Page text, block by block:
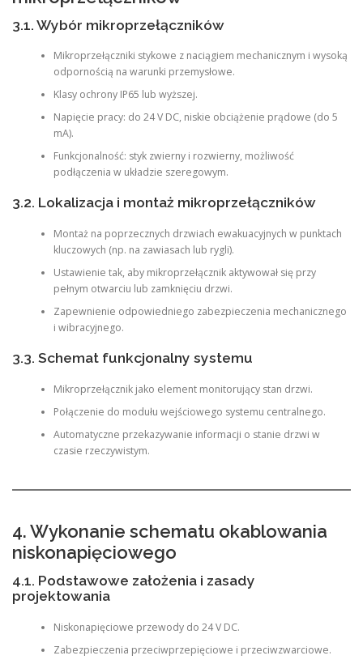
3.1. Wybór mikroprzełączników
Mikroprzełączniki stykowe z naciągiem mechanicznym i wysoką
odpornością na warunki przemysłowe.
Klasy ochrony IP65 lub wyższej.
Napięcie pracy: do 24 V DC, niskie obciążenie prądowe (do 5
mA).
Funkcjonalność: styk zwierny i rozwierny, możliwość
podłączenia w układzie szeregowym.
3.2. Lokalizacja i montaż mikroprzełączników
Montaż na poprzecznych drzwiach ewakuacyjnych w punktach
kluczowych (np. na zawiasach lub rygli).
Ustawienie tak, aby mikroprzełącznik aktywował się przy
pełnym otwarciu lub zamknięciu drzwi.
Zapewnienie odpowiedniego zabezpieczenia mechanicznego
i wibracyjnego.
3.3. Schemat funkcjonalny systemu
Mikroprzełącznik jako element monitorujący stan drzwi.
Połączenie do modułu wejściowego systemu centralnego.
Automatyczne przekazywanie informacji o stanie drzwi w
czasie rzeczywistym.
4. Wykonanie schematu okablowania
niskonapięciowego
4.1. Podstawowe założenia i zasady
projektowania
Niskonapięciowe przewody do 24 V DC.
Zabezpieczenia przeciwprzepięciowe i przeciwzwarciowe.